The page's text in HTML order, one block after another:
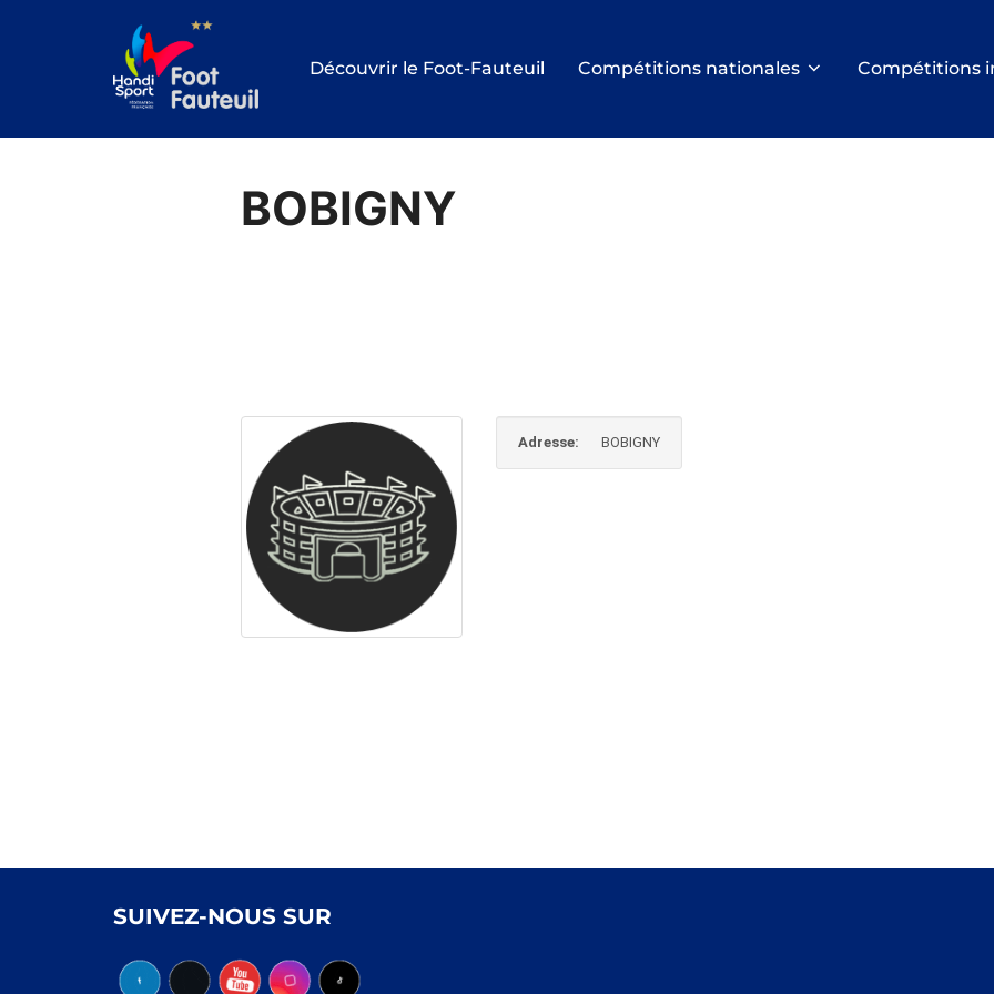
Découvrir le Foot-Fauteuil Compétitions nationales Compétitions
BOBIGNY
Adresse: BOBIGNY
SUIVEZ-NOUS SUR